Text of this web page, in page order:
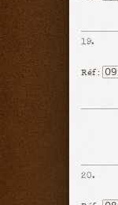
19.
Réf :
20.